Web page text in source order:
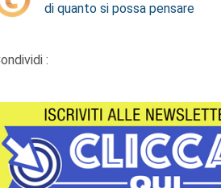
di quanto si possa pensare
: